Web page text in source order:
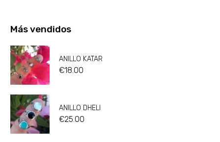
Más vendidos
ANILLO KATAR
€18.00
ANILLO DHELI
€25.00